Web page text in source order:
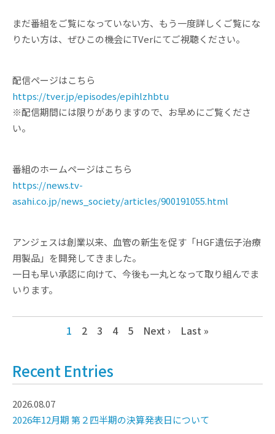
まだ番組をご覧になっていない方、もう一度詳しくご覧にな
りたい方は、ぜひこの機会にTVerにてご視聴ください。
配信ページはこちら
https://tver.jp/episodes/epihlzhbtu
※配信期間には限りがありますので、お早めにご覧くださ
い。
番組のホームページはこちら
https://news.tv-
asahi.co.jp/news_society/articles/900191055.html
アンジェスは創業以来、血管の新生を促す「HGF遺伝子治療
用製品」を開発してきました。
一日も早い承認に向けて、今後も一丸となって取り組んでま
いります。
1 2 3 4 5 Next › Last »
Recent Entries
2026.08.07
2026年12月期 第２四半期の決算発表日について